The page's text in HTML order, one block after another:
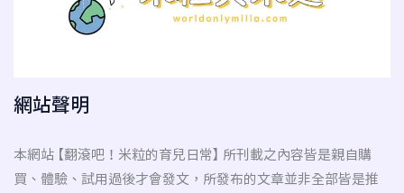
網站聲明
本網站 【翻滾吧！米粒的育兒日常】 所刊載之內容皆是親自購
買、體驗、試用過後才會發文，所發布的文章並非全部皆是推